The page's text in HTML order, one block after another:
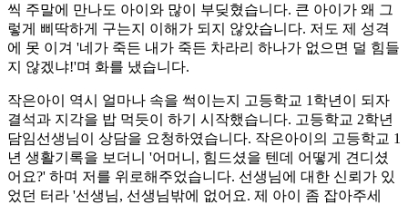
씩 주말에 만나도 아이와 많이 부딪혔습니다. 큰 아이가 왜 그
렇게 삐딱하게 구는지 이해가 되지 않았습니다. 저도 제 성격
에 못 이겨 '네가 죽든 내가 죽든 차라리 하나가 없으면 덜 힘들
지 않겠냐!'며 화를 냈습니다.
작은아이 역시 얼마나 속을 썩이는지 고등학교 1학년이 되자
결석과 지각을 밥 먹듯이 하기 시작했습니다. 고등학교 2학년
담임선생님이 상담을 요청하였습니다. 작은아이의 고등학교 1
년 생활기록을 보더니 '어머니, 힘드셨을 텐데 어떻게 견디셨
어요?' 하며 저를 위로해주었습니다. 선생님에 대한 신뢰가 있
었던 터라 '선생님, 선생님밖에 없어요. 제 아이 좀 잡아주세